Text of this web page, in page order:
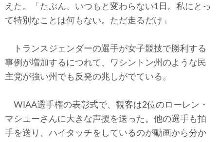
えた。「たぶん、いつもと変わらない1日。私にとっ
て特別なことは何もない。ただ走るだけ」
トランスジェンダーの選手が女子競技で勝利する
事例が増加するにつれて、ワシントン州のような民
主党が強い州でも反発の兆しがでている。
WIAA選手権の表彰式で、観客は2位のローレン・
マシューさんに大きな声援を送った。他の選手も拍
手を送り、ハイタッチをしているのが動画から分か